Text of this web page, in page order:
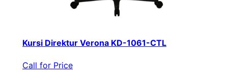
Kursi Direktur Verona KD-1061-CTL
Call for Price